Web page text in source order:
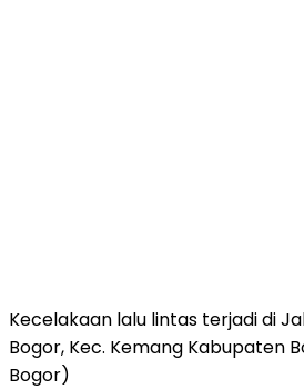
Kecelakaan lalu lintas terjadi di
Bogor, Kec. Kemang Kabupaten
Bogor)